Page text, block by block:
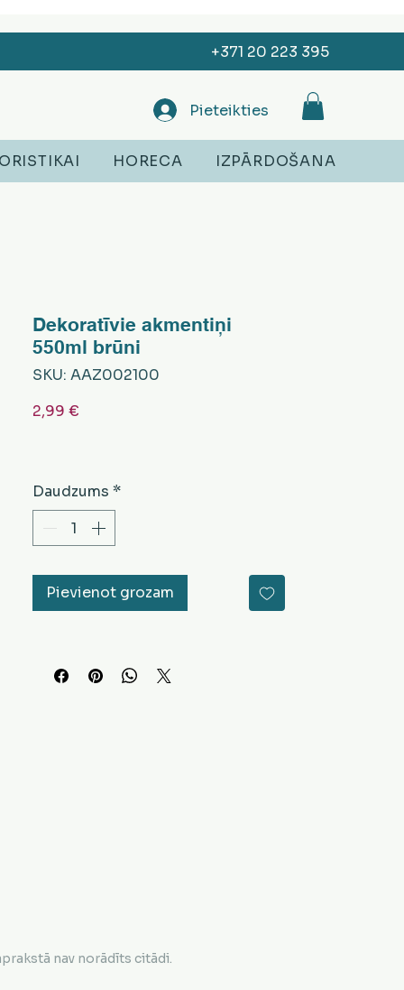
+371 20 223 395
Pieteikties
HORECA IZPĀRDOŠANA
Dekoratīvie akmentiņi
550ml brūni
SKU: AAZ002100
2,99 €
Daudzums *
Pievienot grozam
nav norādīts citādi.